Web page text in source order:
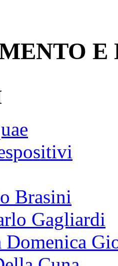
E
Brasini
Gagliardi
Domenica